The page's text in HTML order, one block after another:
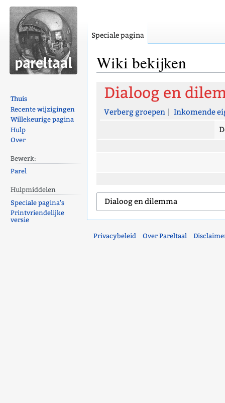
Wiki bekijken
Naar
navigatie
springen
Naar
zoeken
springen
Dialoog en
Verberg groepen
Inkomende
Speciale pagina
Thuis
Recente wijzigingen
Willekeurige pagina
Hulp
Over
Bewerk:
Parel
Hulpmiddelen
Speciale pagina's
Printvriendelijke
versie
Privacybeleid Over Pareltaal